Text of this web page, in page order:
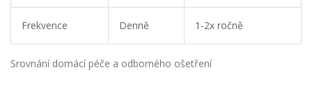
Srovnání domácí péče a odborného ošetření
Frekvence Denně 1-2x ročně